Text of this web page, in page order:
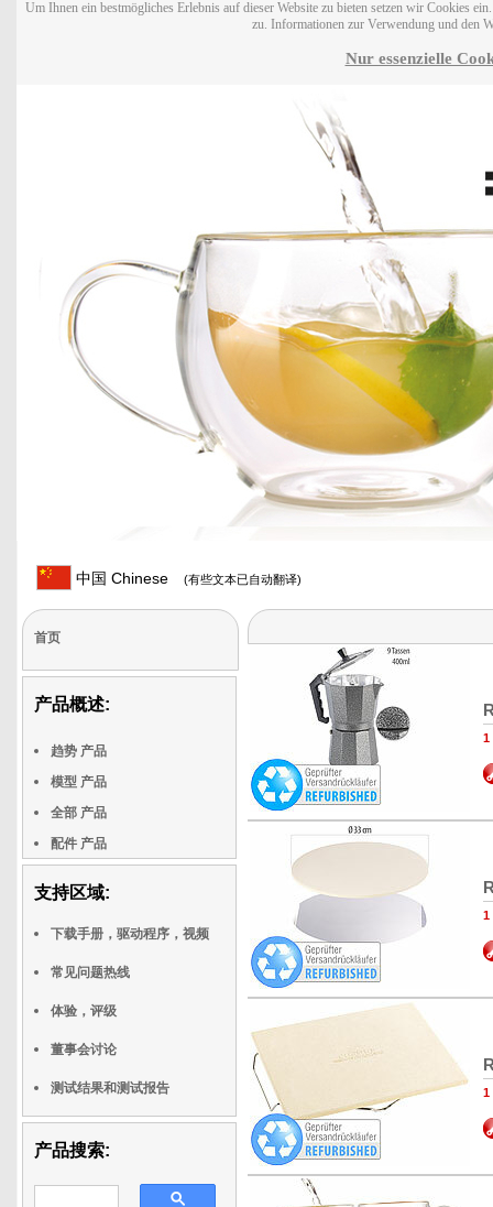
Um Ihnen ein bestmögliches Erlebnis auf dieser Website zu bieten setzen wir Cookies
zu. Informationen zur Verwendung und den
Nur essenzielle
中国 Chinese (有些文本已自动翻译)
首页
产品概述:
趋势 产品
模型 产品
全部 产品
配件 产品
支持区域:
下载手册，驱动程序，视频
常见问题热线
体验，评级
董事会讨论
测试结果和测试报告
产品搜索:
1
1
1